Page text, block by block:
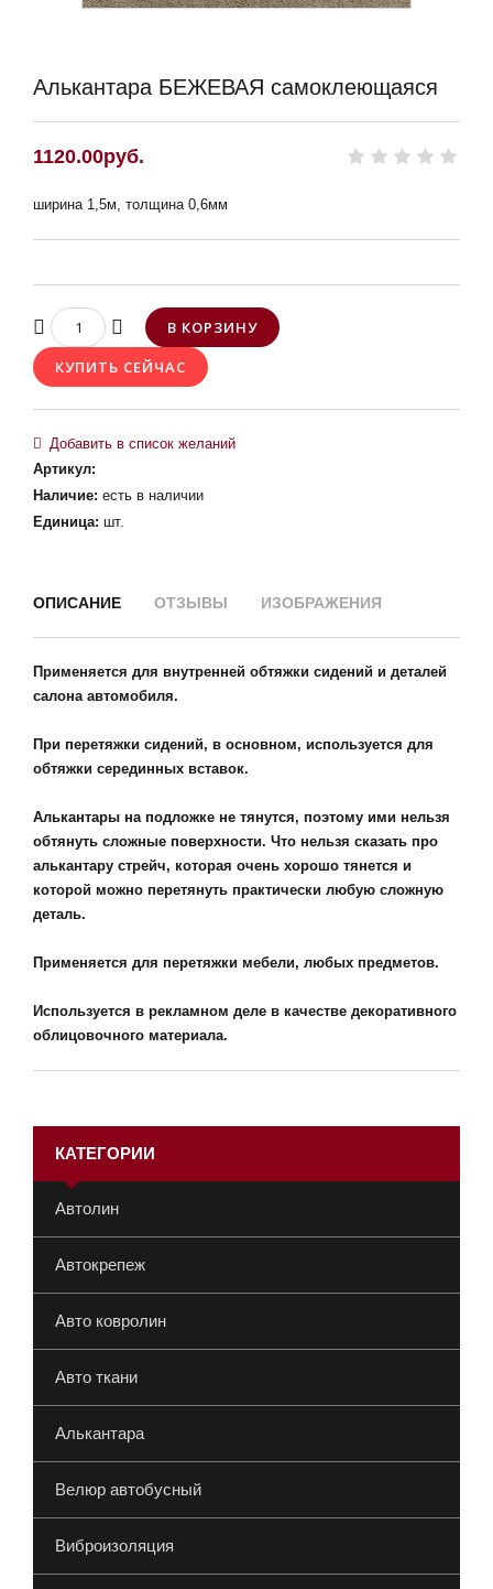
Алькантара БЕЖЕВАЯ самоклеющаяся
1120.00руб.
ширина 1,5м, толщина 0,6мм
Артикул:
Наличие: есть в наличии
Единица: шт.
ОПИСАНИЕ ОТЗЫВЫ ИЗОБРАЖЕНИЯ
Применяется для внутренней обтяжки сидений и деталей
салона автомобиля.
При перетяжки сидений, в основном, используется для
обтяжки серединных вставок.
Алькантары на подложке не тянутся, поэтому ими нельзя
обтянуть сложные поверхности. Что нельзя сказать про
алькантару стрейч, которая очень хорошо тянется и
которой можно перетянуть практически любую сложную
деталь.
Применяется для перетяжки мебели, любых предметов.
Используется в рекламном деле в качестве декоративного
облицовочного материала.
КАТЕГОРИИ
Автолин
Автокрепеж
Авто ковролин
Авто ткани
Алькантара
Велюр автобусный
Виброизоляция